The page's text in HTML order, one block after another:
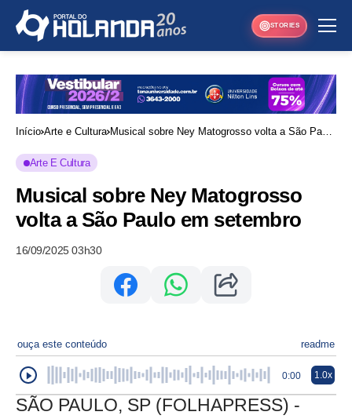
STORIES
Início Arte e Cultura Musical sobre Ney Matogrosso volta a São Paulo
Arte E Cultura
Musical sobre Ney Matogrosso
volta a São Paulo em setembro
16/09/2025 03h30
ouça este conteúdo readme
0:00 1.0x
SÃO PAULO, SP (FOLHAPRESS) -